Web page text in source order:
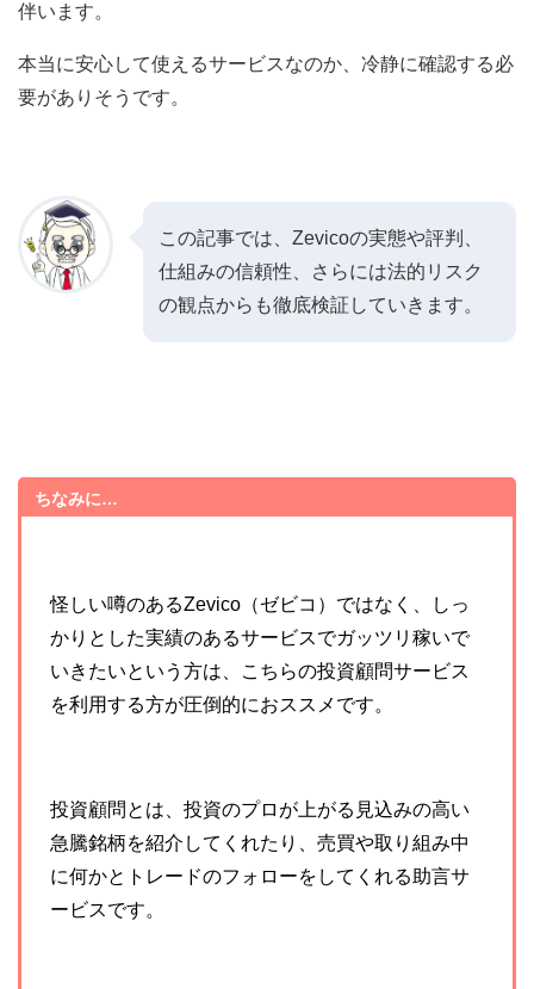
伴います。
本当に安心して使えるサービスなのか、冷静に確認する必
要がありそうです。
この記事では、Zevicoの実態や評判、
仕組みの信頼性、さらには法的リスク
の観点からも徹底検証していきます。
ちなみに…
怪しい噂のあるZevico（ゼビコ）ではなく、しっ
かりとした実績のあるサービスでガッツリ稼いで
いきたいという方は、こちらの投資顧問サービス
を利用する方が圧倒的におススメです。
投資顧問とは、投資のプロが上がる見込みの高い
急騰銘柄を紹介してくれたり、売買や取り組み中
に何かとトレードのフォローをしてくれる助言サ
ービスです。